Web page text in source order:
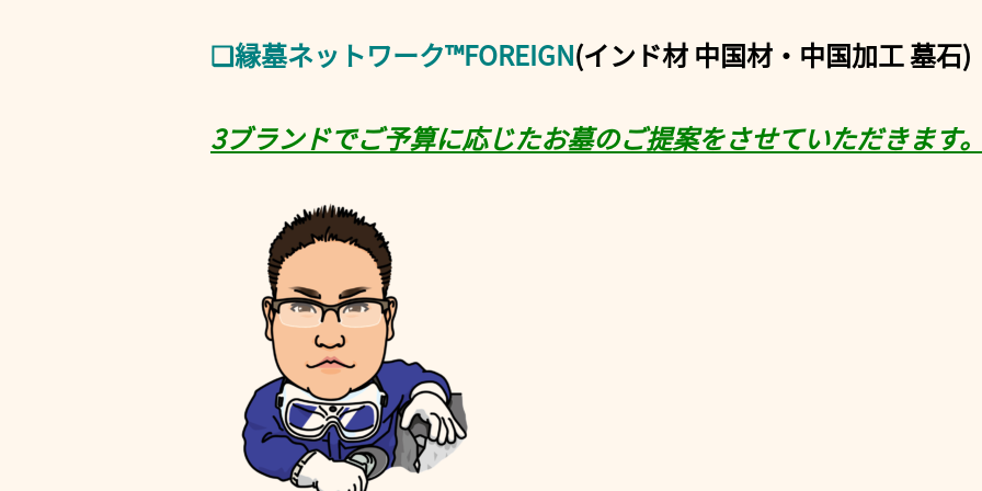
❑縁墓ネットワーク™FOREIGN(インド材 中国材・中国加工 墓石)
3ブランドでご予算に応じたお墓のご提案をさせていただきます